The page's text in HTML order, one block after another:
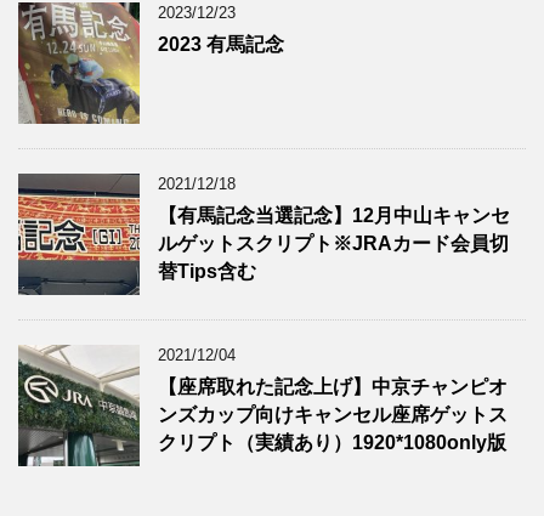
2023/12/23
2023 有馬記念
2021/12/18
【有馬記念当選記念】12月中山キャンセ
ルゲットスクリプト※JRAカード会員切
替Tips含む
2021/12/04
【座席取れた記念上げ】中京チャンピオ
ンズカップ向けキャンセル座席ゲットス
クリプト（実績あり）1920*1080only版